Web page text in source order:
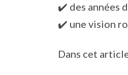
✔️ des années
✔️ une vision
Dans cet